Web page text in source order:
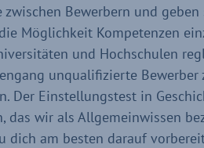
Bewerbern und
Möglichkeit Kompetenzen
und Hochschulen
unqualifizierte Bewerber
Der Einstellungstest in
das wir als Allgemeinwissen
dich am besten darauf